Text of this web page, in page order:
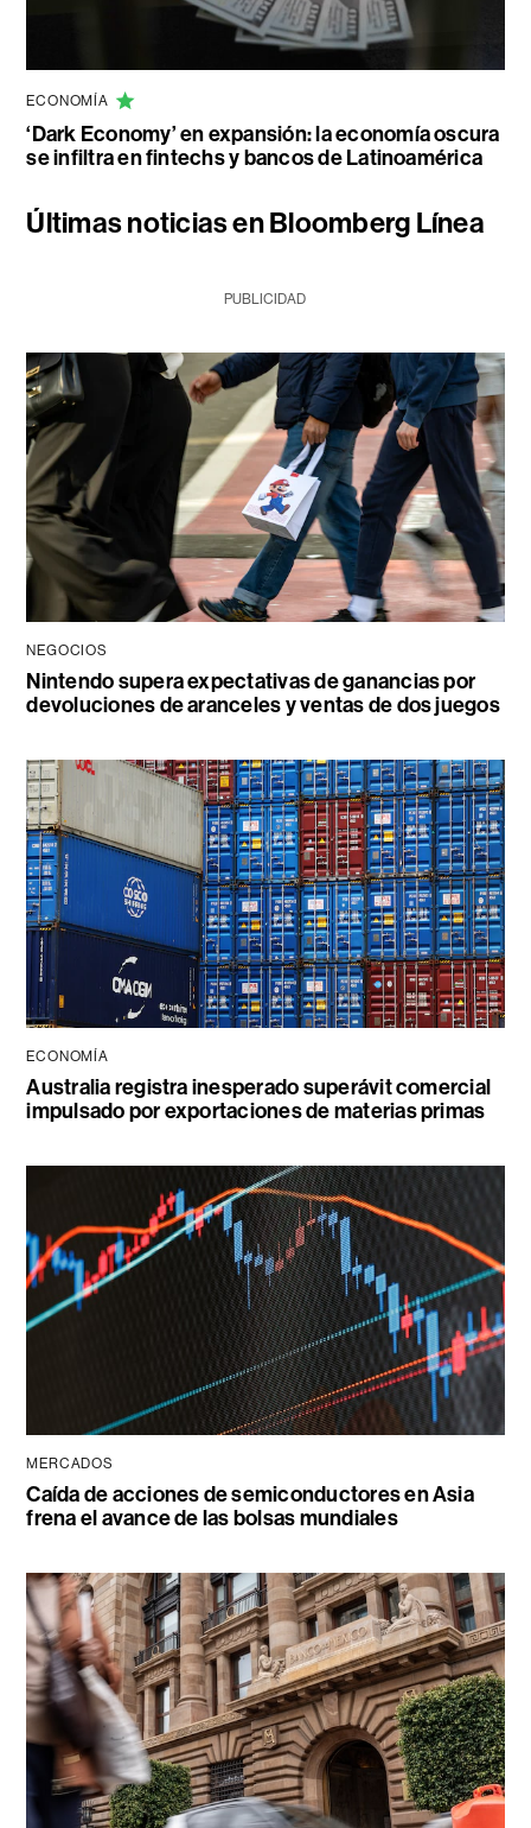
ECONOMÍA
‘Dark Economy’ en expansión: la economía oscura
se infiltra en fintechs y bancos de Latinoamérica
Últimas noticias en Bloomberg Línea
PUBLICIDAD
NEGOCIOS
Nintendo supera expectativas de ganancias por
devoluciones de aranceles y ventas de dos juegos
ECONOMÍA
Australia registra inesperado superávit comercial
impulsado por exportaciones de materias primas
MERCADOS
Caída de acciones de semiconductores en Asia
frena el avance de las bolsas mundiales